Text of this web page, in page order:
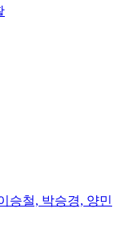
승철, 박승경, 양민